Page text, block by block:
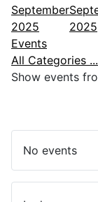
September
2025
2025
Events
All Categories ...
Show events
No events